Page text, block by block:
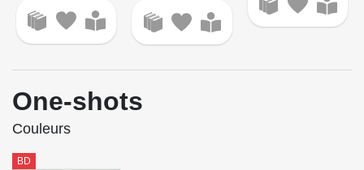
One-shots
Couleurs
BD